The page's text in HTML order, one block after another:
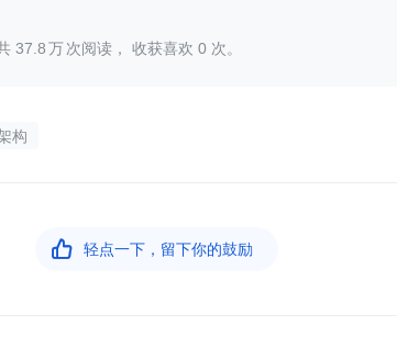
37.8 次阅读， 收获喜欢 0 次。
构
 轻点一下，留下你的鼓励